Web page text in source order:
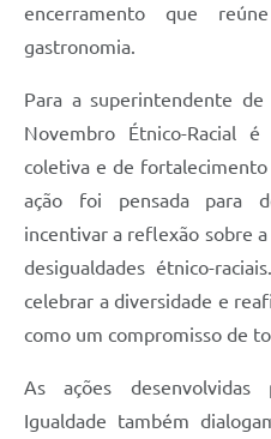
encerramento que
gastronomia.
Para a superintendente de
Novembro Étnico-Racial
coletiva e de fortalecimento
ação foi pensada para
incentivar a reflexão sobre
desigualdades étnico-
celebrar a diversidade e
como um compromisso de
As ações desenvolvidas
Igualdade também